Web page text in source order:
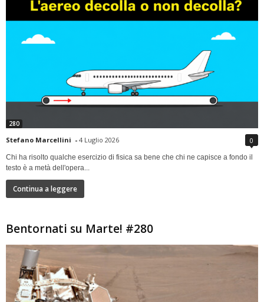
280
Stefano Marcellini - 4 Luglio 2026 0
Chi ha risolto qualche esercizio di fisica sa bene che chi ne capisce a fondo il
testo è a metà dell'opera...
Continua a leggere
Bentornati su Marte! #280